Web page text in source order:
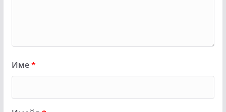
Име*